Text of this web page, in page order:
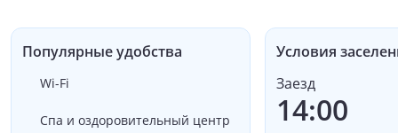
Популярные удобства
Wi-Fi
Спа и оздоровительный центр
Условия
Заезд
14:00